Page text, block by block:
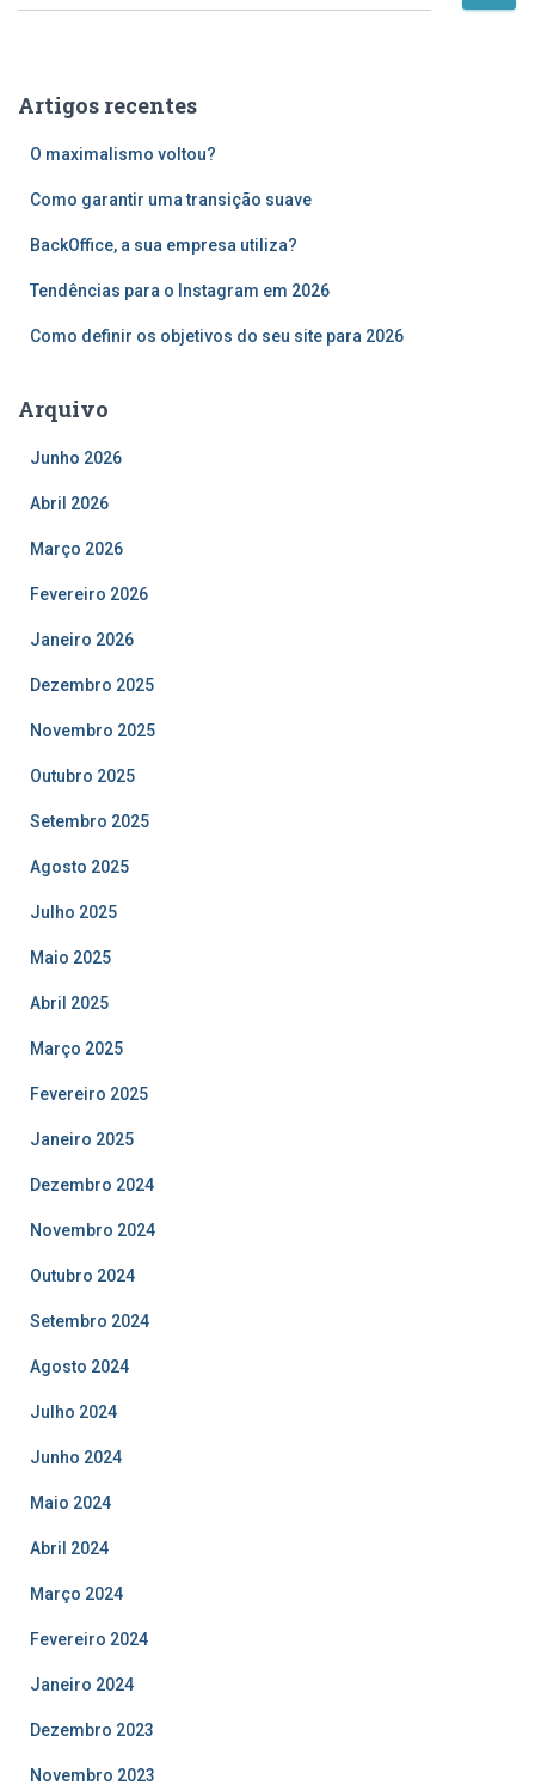
e
iArtigos recentes
O maximalismo voltou?
Como garantir uma transição suave
BackOffice, a sua empresa utiliza?
Tendências para o Instagram em 2026
Como definir os objetivos do seu site para 2026
Arquivo
Junho 2026
Abril 2026
Março 2026
Fevereiro 2026
Janeiro 2026
Dezembro 2025
Novembro 2025
Outubro 2025
Setembro 2025
Agosto 2025
Julho 2025
Maio 2025
Abril 2025
Março 2025
Fevereiro 2025
Janeiro 2025
Dezembro 2024
Novembro 2024
Outubro 2024
Setembro 2024
Agosto 2024
Julho 2024
Junho 2024
Maio 2024
Abril 2024
Março 2024
Fevereiro 2024
Janeiro 2024
Dezembro 2023
Novembro 2023